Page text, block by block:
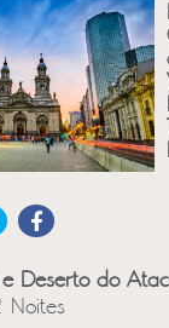
Deserto do